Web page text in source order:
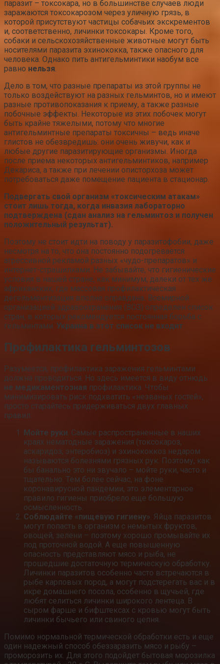
паразит – токсокара, но в большинстве случаев люди
заражаются токсокарозом через уличную грязь, в
которой присутствуют частицы собачьих экскрементов
и, соответственно, личинки токсокары. Кроме того,
собаки и сельскохозяйственные животные могут быть
носителями паразита эхинококка, также опасного для
человека. Однако пить антигельминтики наобум все
равно нельзя.
Дело в том, что разные препараты из этой группы не
только воздействуют на разных гельминтов, но и имеют
разные противопоказания к приему, а также разные
побочные эффекты. Некоторые из этих побочек могут
быть крайне тяжелыми, потому что многие
антигельминтные препараты токсичны – ведь иначе
глистов не обезвредишь: они очень живучи, как и
любые другие паразитирующие организмы. Иногда
после приема некоторых антигельминтиков, например
Декариса, а также при лечении описторхоза может
потребоваться даже помещение пациента в стационар.
Подвергать свой организм «токсическим атакам»
стоит лишь тогда, когда инвазия лабораторно
подтверждена (сдан анализ на гельминтоз и получен
положительный результат).
Поэтому не стоит идти на поводу у паразитофобии, даже
несмотря на то, что она постоянно подогревается
агрессивной рекламой разных «чудо-препаратов» и
интернет-страшилками. Не забывайте, что гигиенические
условия в нашей стране, как минимум, далеки от тех же
африканских, где массовая профилактическая
дегельментизация вполне оправдана. Всемирной
организацией здравоохранения (ВОЗ) определен список
стран, в которых рекомендуется постоянная борьба с
гельминтами. Украина в этот список не входит.
Профилактика гельминтозов
Разумеется, профилактика заражения гельминтами
должна проводиться. Но здесь имеется в виду отнюдь
не медикаментозная профилактика. Чтобы
минимизировать риск подхватить «незваных гостей»,
просто старайтесь придерживаться двух главных
правил:
Мойте руки. Самые распространенные в наших
краях нематодные заражения (токсокароз,
аскаридоз, энтеробиоз) и эхинококкоз недаром
называются болезнями грязных рук. Поэтому, как
бы банально это ни звучало – мойте руки, часто и
тщательно. Тем более сейчас, на фоне
коронавирусной пандемии, это элементарное
правило гигиены приобрело еще большую
осмысленность.
Соблюдайте «пищевую гигиену». Яйца паразитов
могут попасть в организм с немытых фруктов,
овощей, зелени – поэтому хорошо промывайте их
под проточной водой. А еще повышенную
опасность представляют мясо и рыба, не
прошедшие достаточную термическую обработку.
Личинки паразитов особенно часто встречаются в
рыбе карповых пород, а могут подстерегать вас и в
икре домашнего посола, особенно в щучьей, где
любят селиться личинки широкого лентеца. В
сыром фарше и бифштексах с кровью могут быть
личинки бычьего или свиного цепня.
Помимо нормальной термической обработки есть и еще
один надежный способ обеззаразить мясо и рыбу –
проморозить их. Для этого подойдет бытовая морозилка